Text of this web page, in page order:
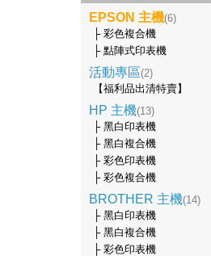
EPSON 主機(6)
├ 彩色複合機
├ 點陣式印表機
活動專區(2)
【福利品出清特賣】
HP 主機(13)
├ 黑白印表機
├ 黑白複合機
├ 彩色印表機
├ 彩色複合機
BROTHER 主機(14)
├ 黑白印表機
├ 黑白複合機
├ 彩色印表機